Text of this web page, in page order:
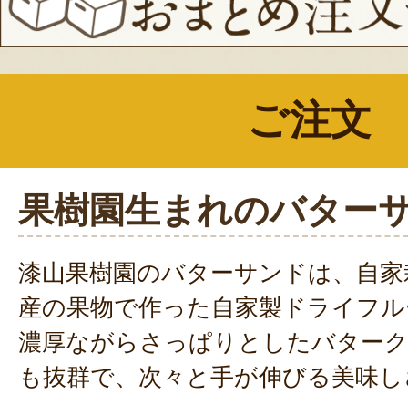
ご注文
果樹園生まれのバター
漆山果樹園のバターサンドは、自
産の果物で作った自家製ドライフ
濃厚ながらさっぱりとしたバター
も抜群で、次々と手が伸びる美味